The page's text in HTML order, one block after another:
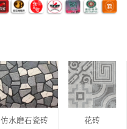
仿水磨石瓷砖 花砖